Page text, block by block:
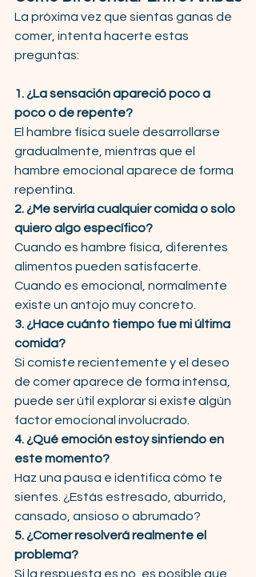
La próxima vez que sientas ganas de
comer, intenta hacerte estas
preguntas:
1. ¿La sensación apareció poco a
poco o de repente?
El hambre física suele desarrollarse
gradualmente, mientras que el
hambre emocional aparece de forma
repentina.
2. ¿Me serviría cualquier comida o solo
quiero algo específico?
Cuando es hambre física, diferentes
alimentos pueden satisfacerte.
Cuando es emocional, normalmente
existe un antojo muy concreto.
3. ¿Hace cuánto tiempo fue mi última
comida?
Si comiste recientemente y el deseo
de comer aparece de forma intensa,
puede ser útil explorar si existe algún
factor emocional involucrado.
4. ¿Qué emoción estoy sintiendo en
este momento?
Haz una pausa e identifica cómo te
sientes. ¿Estás estresado, aburrido,
cansado, ansioso o abrumado?
5. ¿Comer resolverá realmente el
problema?
Si la respuesta es no, es posible que